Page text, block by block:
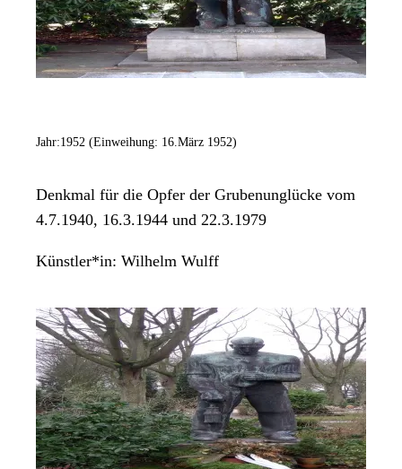
Jahr:1952 (Einweihung: 16.März 1952)
Denkmal für die Opfer der Grubenunglücke vom
4.7.1940, 16.3.1944 und 22.3.1979
Künstler*in: Wilhelm Wulff